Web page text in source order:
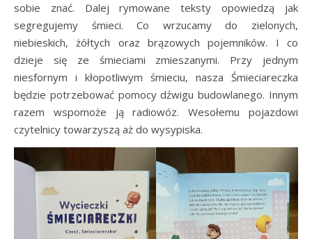
sobie znać. Dalej rymowane teksty opowiedzą jak
segregujemy śmieci. Co wrzucamy do zielonych,
niebieskich, żółtych oraz brązowych pojemników. I co
dzieje się ze śmieciami zmieszanymi. Przy jednym
niesfornym i kłopotliwym śmieciu, nasza Śmieciareczka
będzie potrzebować pomocy dźwigu budowlanego. Innym
razem wspomoże ją radiowóz. Wesołemu pojazdowi
czytelnicy towarzyszą aż do wysypiska.